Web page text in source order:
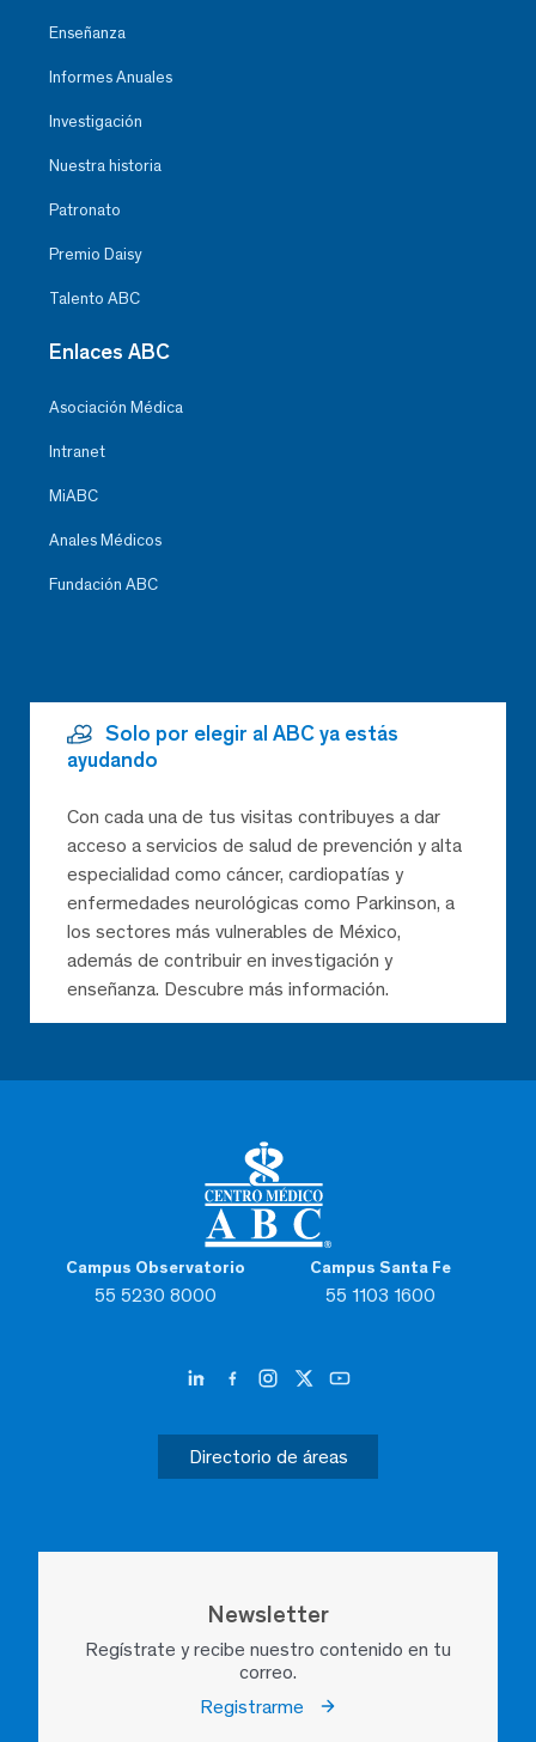
Campus Observatorio
55 5230 8000
Campus Santa Fe
55 1103 1600
Directorio de áreas
Newsletter
Regístrate y recibe nuestro contenido en tu
correo.
Registrarme
Enseñanza
Informes Anuales
Investigación
Nuestra historia
Patronato
Premio Daisy
Talento ABC
Enlaces ABC
Asociación Médica
Intranet
MiABC
Anales Médicos
Fundación ABC
Solo por elegir al ABC ya estás
ayudando
Con cada una de tus visitas contribuyes a dar
acceso a servicios de salud de prevención y alta
especialidad como cáncer, cardiopatías y
enfermedades neurológicas como Parkinson, a
los sectores más vulnerables de México,
además de contribuir en investigación y
enseñanza. Descubre más información.